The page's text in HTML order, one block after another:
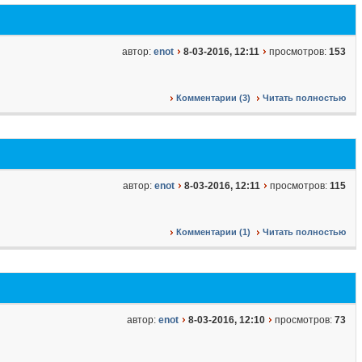
автор: enot 8-03-2016, 12:11 просмотров: 153
Комментарии (3) Читать полностью
автор: enot 8-03-2016, 12:11 просмотров: 115
Комментарии (1) Читать полностью
автор: enot 8-03-2016, 12:10 просмотров: 73